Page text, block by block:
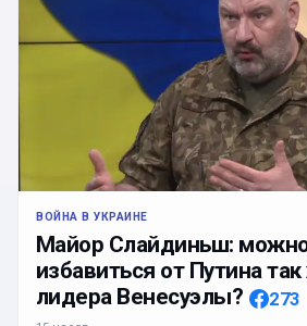
ВОЙНА В УКРАИНЕ
Майор Слайдиньш:
избавиться от Путина
лидера Венесуэлы?
273